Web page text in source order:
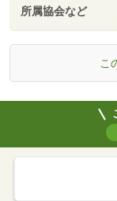
所属協会など
こ